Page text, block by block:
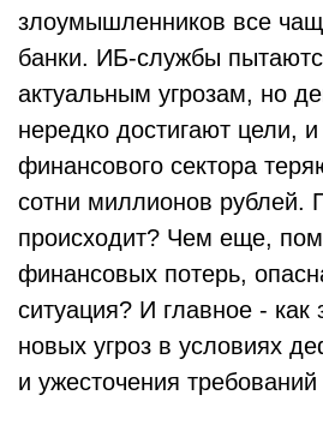
злоумышленников все
банки. ИБ-службы
актуальным угрозам, но
нередко достигают цели,
финансового сектора
сотни миллионов рублей.
происходит? Чем еще,
финансовых потерь,
ситуация? И главное - как
новых угроз в условиях
и ужесточения требований